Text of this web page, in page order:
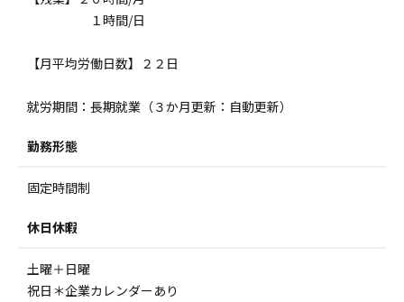
１時間/日
【月平均労働日数】２２日
就労期間：長期就業（３か月更新：自動更新）
勤務形態
固定時間制
休日休暇
土曜＋日曜
祝日＊企業カレンダーあり